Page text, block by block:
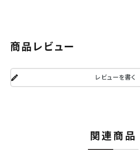
商品レビュー
レビューを書く
関連商品